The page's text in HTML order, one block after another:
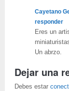
Cayetano
responder
Eres un
Un abrzo.
Dejar una
Debes estar